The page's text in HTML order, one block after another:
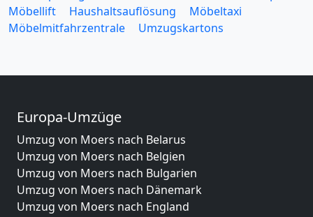
Möbellift
Haushaltsauflösung
Möbeltaxi
Möbelmitfahrzentrale
Umzugskartons
Europa-Umzüge
Umzug von Moers nach Belarus
Umzug von Moers nach Belgien
Umzug von Moers nach Bulgarien
Umzug von Moers nach Dänemark
Umzug von Moers nach England